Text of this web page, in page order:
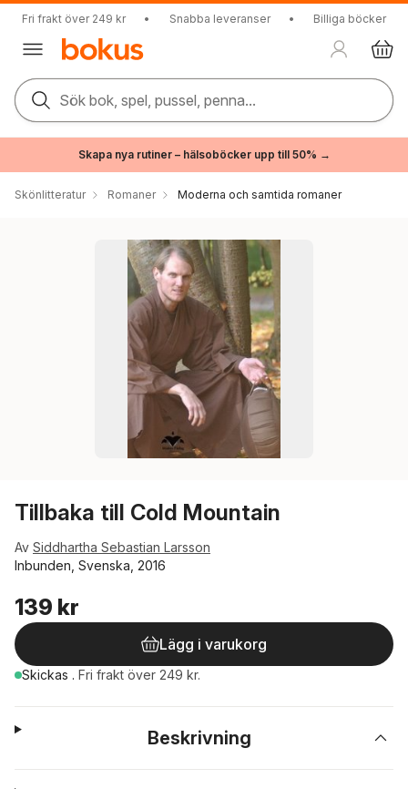
Fri frakt över 249 kr • Snabba leveranser • Billiga böcker
Sök bok, spel, pussel, penna...
Skapa nya rutiner – hälsoböcker upp till 50% →
Skönlitteratur Romaner Moderna och samtida romaner
Tillbaka till Cold Mountain
Av Siddhartha Sebastian Larsson
Inbunden, Svenska, 2016
139 kr
Lägg i varukorg
Skickas . Fri frakt över 249 kr.
Beskrivning